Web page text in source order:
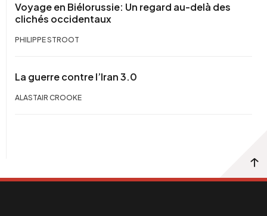
Voyage en Biélorussie: Un regard au-delà des
clichés occidentaux
PHILIPPE STROOT
La guerre contre l’Iran 3.0
ALASTAIR CROOKE